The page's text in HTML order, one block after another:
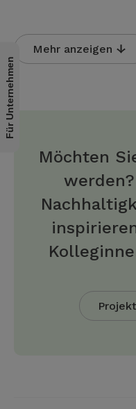
Mehr anzeigen
Möchten
Für Unternehmen